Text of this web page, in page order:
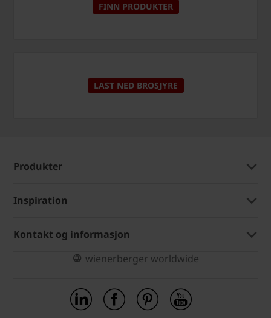
FINN PRODUKTER
LAST NED BROSJYRE
Produkter
Inspiration
Kontakt og informasjon
wienerberger worldwide